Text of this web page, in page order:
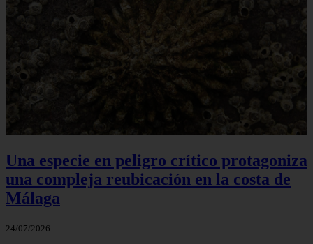
Una especie en peligro crítico protagoniza
una compleja reubicación en la costa de
Málaga
24/07/2026